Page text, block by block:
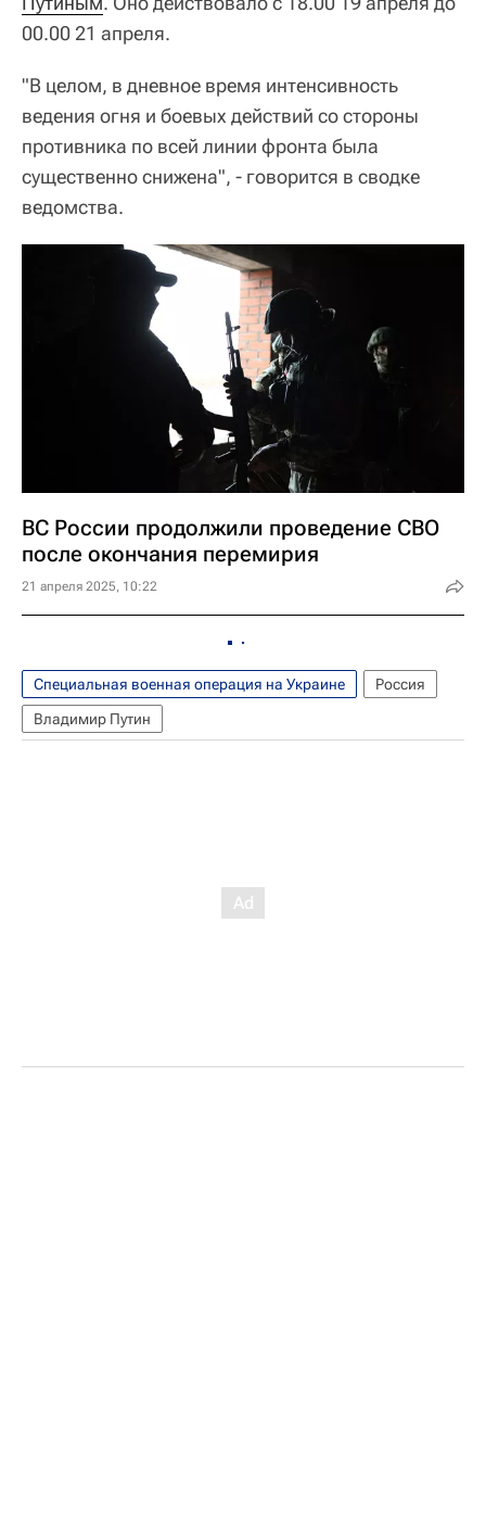
00.00 21 апреля.
"В целом, в дневное время интенсивность
ведения огня и боевых действий со стороны
противника по всей линии фронта была
существенно снижена", - говорится в сводке
ведомства.
ВС России продолжили проведение СВО
после окончания перемирия
21 апреля 2025, 10:22
Специальная военная операция на Украине
Россия
Владимир Путин